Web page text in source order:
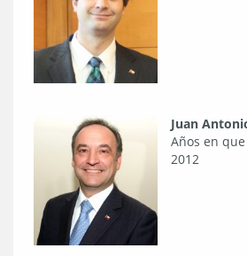
Juan
Años en
2012